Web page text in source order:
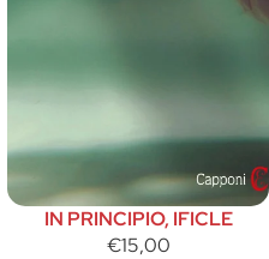
IN PRINCIPIO, IFICLE
€15,00